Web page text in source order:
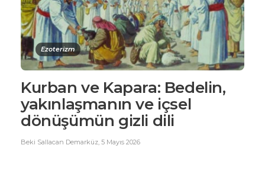
Ezoterizm
Kurban ve Kapara: Bedelin,
yakınlaşmanın ve içsel
dönüşümün gizli dili
Beki Sallacan Demarküz 5 Mayıs 2026